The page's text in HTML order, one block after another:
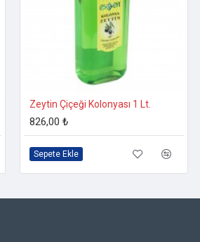
Zeytin Çiçeği Kolonyası 1 Lt.
826,00 ₺
Sepete Ekle